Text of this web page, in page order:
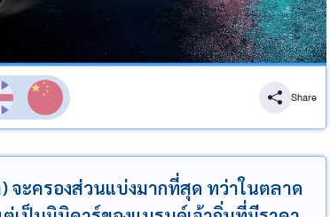
Share
จะครองส่วนแบ่งมากที่สุด ทว่าในตลาด